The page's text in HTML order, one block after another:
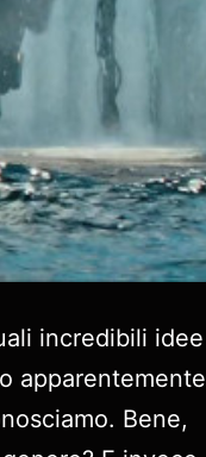
incredibili idee
apparentemente
Bene,